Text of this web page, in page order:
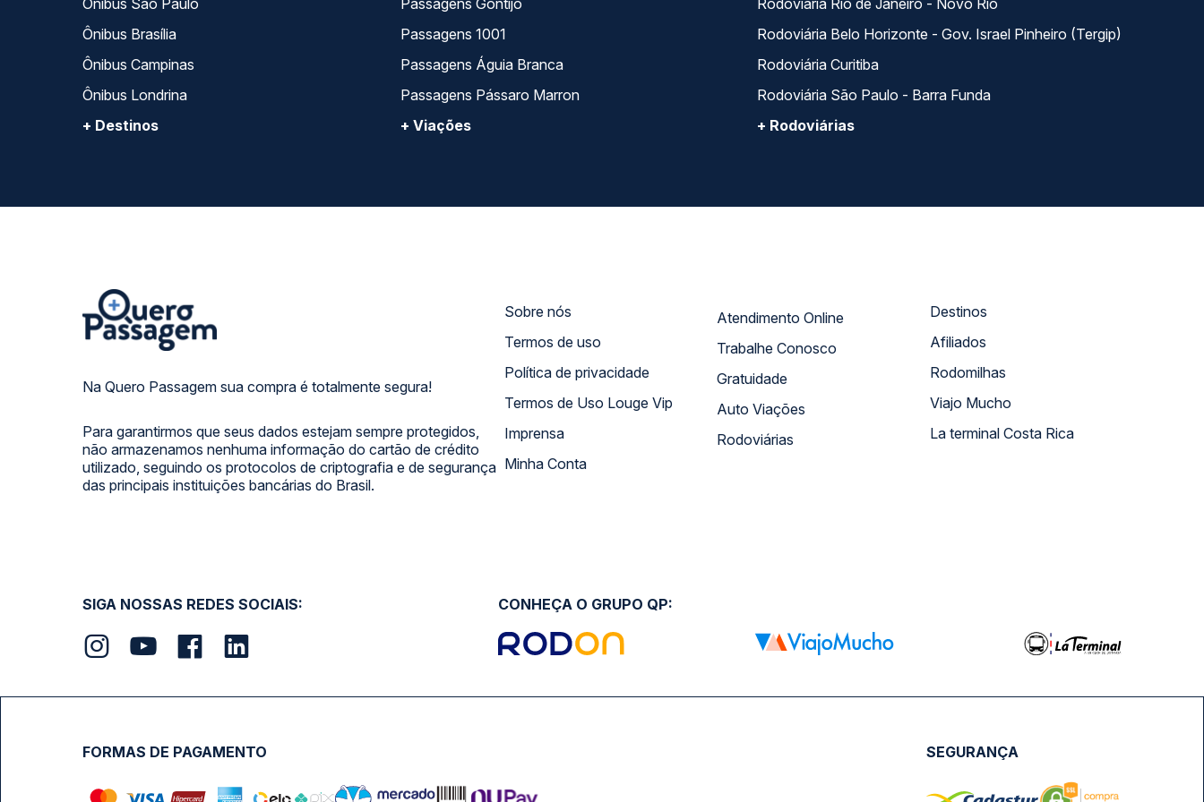
Ônibus São Paulo
Ônibus Brasília
Ônibus Campinas
Ônibus Londrina
+ Destinos
Passagens Gontijo
Passagens 1001
Passagens Águia Branca
Passagens Pássaro Marron
+ Viações
Rodoviária Rio de Janeiro - Novo Rio
Rodoviária Belo Horizonte - Gov. Israel Pinheiro (Tergip)
Rodoviária Curitiba
Rodoviária São Paulo - Barra Funda
+ Rodoviárias
Na Quero Passagem sua compra é totalmente segura!
Para garantirmos que seus dados estejam sempre protegidos,
não armazenamos nenhuma informação do cartão de crédito
utilizado, seguindo os protocolos de criptografia e de segurança
das principais instituições bancárias do Brasil.
Sobre nós
Termos de uso
Política de privacidade
Termos de Uso Louge Vip
Imprensa
Minha Conta
Atendimento Online
Trabalhe Conosco
Gratuidade
Auto Viações
Rodoviárias
Destinos
Afiliados
Rodomilhas
Viajo Mucho
La terminal Costa Rica
SIGA NOSSAS REDES SOCIAIS: CONHEÇA O GRUPO QP:
FORMAS DE PAGAMENTO SEGURANÇA